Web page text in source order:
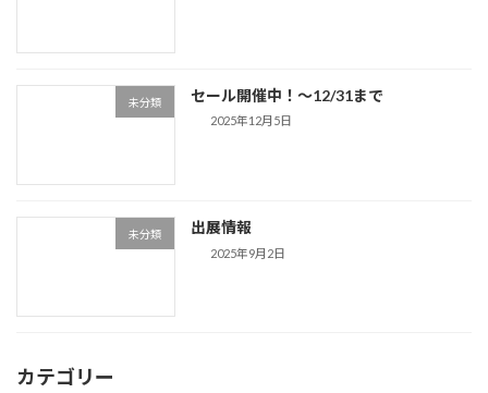
未分類 セール開催中！～12/31まで
2025年12月5日
未分類 出展情報
2025年9月2日
カテゴリー